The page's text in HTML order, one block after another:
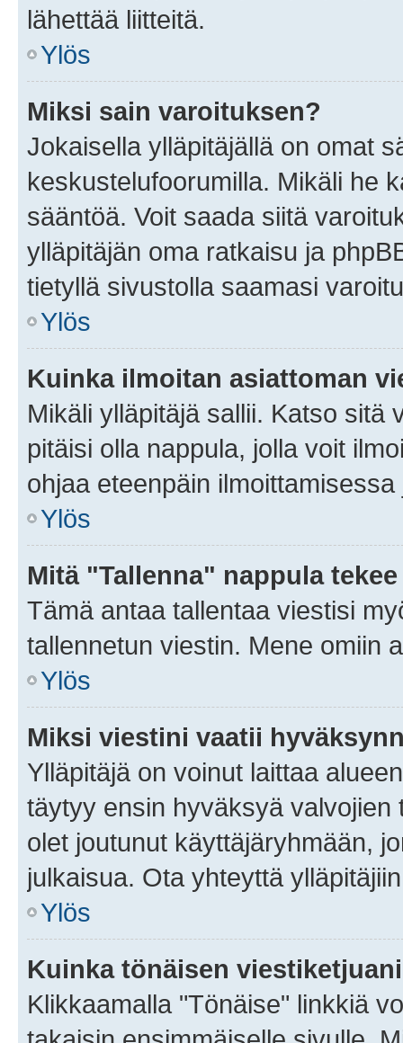
lähettää liitteitä.
Ylös
Miksi sain varoituksen?
Jokaisella ylläpitäjällä on omat
keskustelufoorumilla. Mikäli he
sääntöä. Voit saada siitä
ylläpitäjän oma ratkaisu ja
tietyllä sivustolla saamasi
Ylös
Kuinka ilmoitan asiattoman
Mikäli ylläpitäjä sallii. Katso sitä
pitäisi olla nappula, jolla voit
ohjaa eteenpäin
Ylös
Mitä "Tallenna" nappula
Tämä antaa tallentaa viestisi
tallennetun viestin. Mene omiin
Ylös
Miksi viestini vaatii
Ylläpitäjä on voinut laittaa
täytyy ensin hyväksyä
olet joutunut käyttäjäryhmään,
julkaisua. Ota yhteyttä
Ylös
Kuinka tönäisen
Klikkaamalla "Tönäise" linkkiä